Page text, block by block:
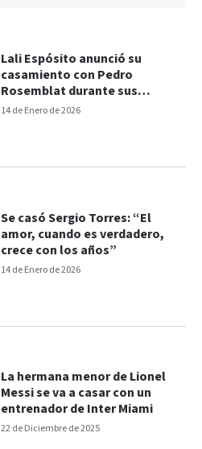
14 de Enero de 2026
Lali Espósito anunció su
casamiento con Pedro
Rosemblat durante sus
vacaciones
14 de Enero de 2026
Se casó Sergio Torres: “El
amor, cuando es verdadero,
crece con los años”
22 de Diciembre de 2025
La hermana menor de Lionel
Messi se va a casar con un
entrenador de Inter Miami